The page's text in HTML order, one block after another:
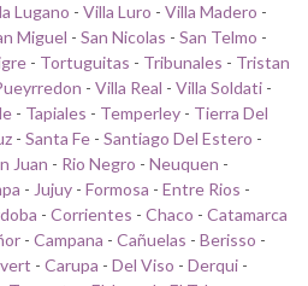
Lugano - Villa Luro - Villa Madero -
Miguel - San Nicolas - San Telmo -
- Tortuguitas - Tribunales - Tristan
- Villa Real - Villa Soldati -
- Tapiales - Temperley - Tierra Del
- Santa Fe - Santiago Del Estero -
Juan - Rio Negro - Neuquen -
- Jujuy - Formosa - Entre Rios -
- Corrientes - Chaco - Catamarca
- Campana - Cañuelas - Berisso -
- Carupa - Del Viso - Derqui -